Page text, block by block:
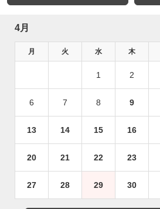
4月
月 火 水 木
1 2
6 7 8 9
13 14 15 16
20 21 22 23
27 28 29 30